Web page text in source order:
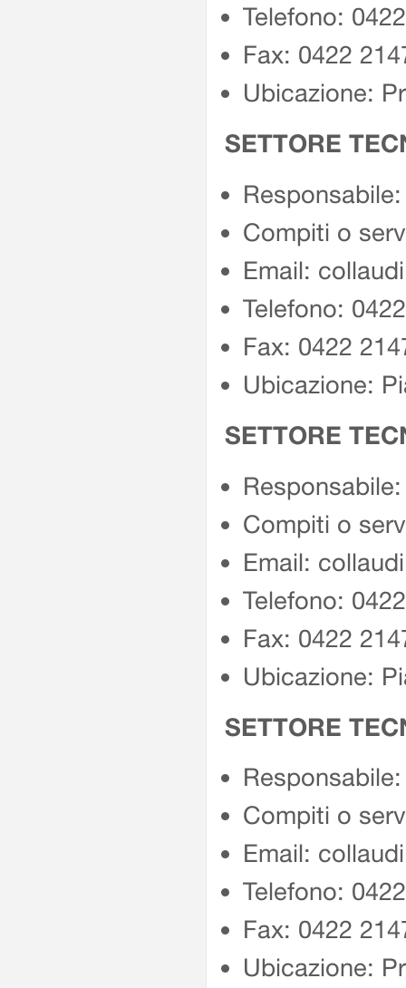
Telefono:
Fax: 0422
Ubicazione:
SETTORE
Compiti o
Email:
Telefono:
Fax: 0422
Ubicazione:
SETTORE
Compiti o
Email:
Telefono:
Fax: 0422
Ubicazione:
SETTORE
Compiti o
Email:
Telefono:
Fax: 0422
Ubicazione: